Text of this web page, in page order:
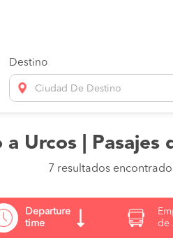
Destino
Ciudad De Destino
a Urcos |
7 resultados
Departure
time
de